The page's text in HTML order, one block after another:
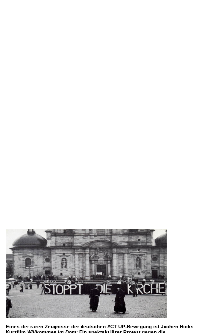
Eines der raren Zeugnisse der deutschen ACT UP-Bewegung ist Jochen Hicks
Kurzfilm Willkommen im Dom: Ein spektakulärer Protest gegen die